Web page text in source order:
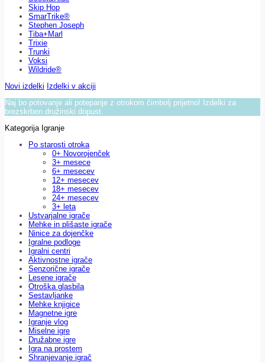
Skip Hop
SmarTrike®
Stephen Joseph
Tiba+Marl
Trixie
Trunki
Voksi
Wildride®
Novi izdelki Izdelki v akciji
Naj bo potovanje ali potepanje z otrokom čimbolj prijetno! Izdelki za
brezskrben družinski dopust.
Kategorija Igranje
Po starosti otroka
0+ Novorojenček
3+ mesece
6+ mesecev
12+ mesecev
18+ mesecev
24+ mesecev
3+ leta
Ustvarjalne igrače
Mehke in plišaste igrače
Ninice za dojenčke
Igralne podloge
Igralni centri
Aktivnostne igrače
Senzorične igrače
Lesene igrače
Otroška glasbila
Sestavljanke
Mehke knjigice
Magnetne igre
Igranje vlog
Miselne igre
Družabne igre
Igra na prostem
Shranjevanje igrač